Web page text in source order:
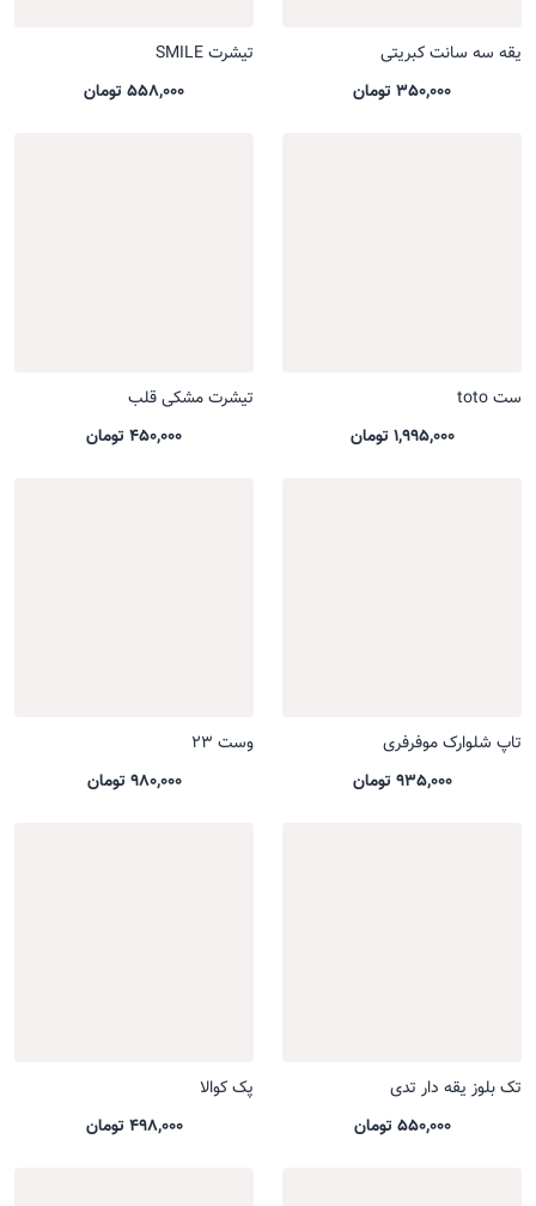
یقه سه سانت کبریتی
350,000 تومان
تیشرت SMILE
558,000 تومان
ست toto
1,995,000 تومان
تیشرت مشکی قلب
450,000 تومان
تاپ شلوارک موفرفری
935,000 تومان
وست 23
980,000 تومان
تک بلوز یقه دار تدی
550,000 تومان
پک کوالا
498,000 تومان